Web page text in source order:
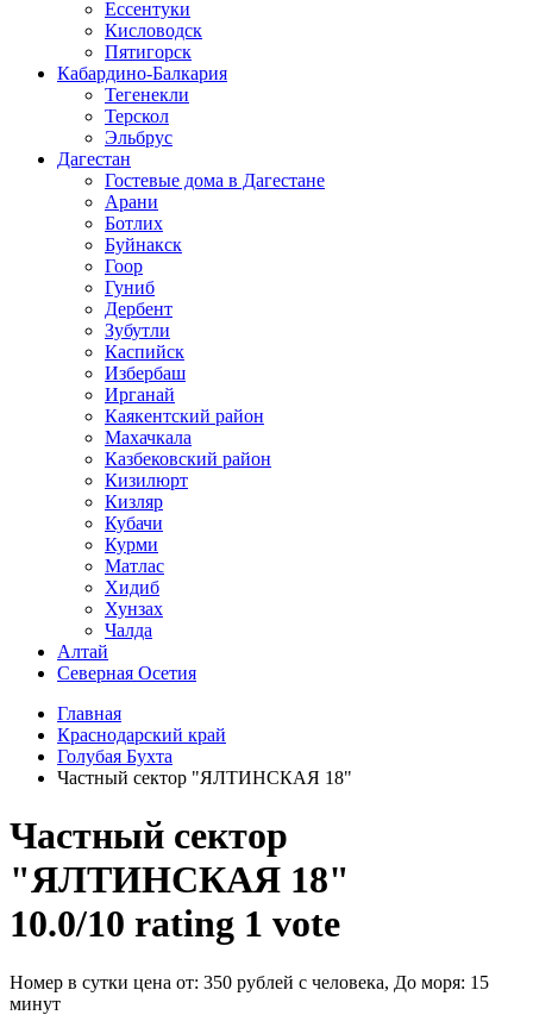
Ессентуки
Кисловодск
Пятигорск
Кабардино-Балкария
Тегенекли
Терскол
Эльбрус
Дагестан
Гостевые дома в Дагестане
Арани
Ботлих
Буйнакск
Гоор
Гуниб
Дербент
Зубутли
Каспийск
Избербаш
Ирганай
Каякентский район
Махачкала
Казбековский район
Кизилюрт
Кизляр
Кубачи
Курми
Матлас
Хидиб
Хунзах
Чалда
Алтай
Северная Осетия
Главная
Краснодарский край
Голубая Бухта
Частный сектор "ЯЛТИНСКАЯ 18"
Частный сектор
"ЯЛТИНСКАЯ 18"
10.0/10 rating 1 vote
Номер в сутки цена от: 350 рублей с человека, До моря: 15
минут